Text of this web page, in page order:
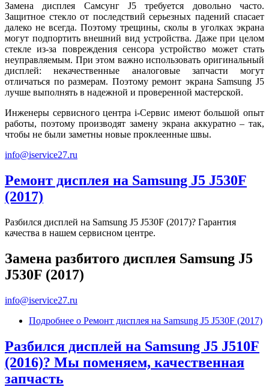
Замена дисплея Самсунг J5 требуется довольно часто.
Защитное стекло от последствий серьезных падений спасает
далеко не всегда. Поэтому трещины, сколы в уголках экрана
могут подпортить внешний вид устройства. Даже при целом
стекле из-за повреждения сенсора устройство может стать
неуправляемым. При этом важно использовать оригинальный
дисплей: некачественные аналоговые запчасти могут
отличаться по размерам. Поэтому ремонт экрана Samsung J5
лучше выполнять в надежной и проверенной мастерской.
Инженеры сервисного центра i-Сервис имеют большой опыт
работы, поэтому производят замену экрана аккуратно – так,
чтобы не были заметны новые проклеенные швы.
info@iservice27.ru
Ремонт дисплея на Samsung J5 J530F
(2017)
Разбился дисплей на Samsung J5 J530F (2017)? Гарантия
качества в нашем сервисном центре.
Замена разбитого дисплея Samsung J5
J530F (2017)
info@iservice27.ru
Подробнее о Ремонт дисплея на Samsung J5 J530F (2017)
Разбился дисплей на Samsung J5 J510F
(2016)? Мы поменяем, качественная
запчасть